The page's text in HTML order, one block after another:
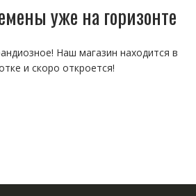
уже на горизонте
Наш магазин находится в
и скоро откроется!